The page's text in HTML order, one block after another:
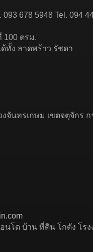
678 5948 Tel. 094
ตรม.
ทั้ง ลาดพร้าว รัชดา
จันทรเกษม เขตจตุจักร
นโด บ้าน ที่ดิน โกดัง โร